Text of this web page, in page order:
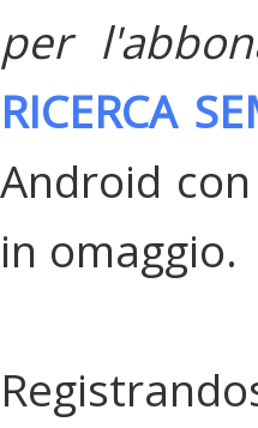
per
RICERCA
Android
in omaggio.